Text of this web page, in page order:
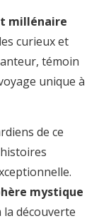
millénaire
curieux et
témoin
unique à
de ce
mystique
découverte